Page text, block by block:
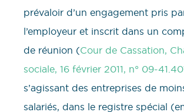
prévaloir d’un engagement pris
l’employeur et inscrit dans un
de réunion (Cour de Cassation,
sociale, 16 février 2011, n° 09-
s’agissant des entreprises de
salariés, dans le registre spécial